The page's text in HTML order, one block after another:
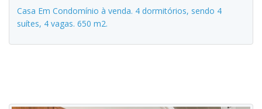
Casa Em Condomínio à venda. 4 dormitórios, sendo 4
suítes, 4 vagas. 650 m2.